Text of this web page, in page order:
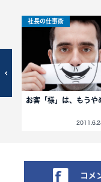
社長の仕事術
お客「様」は、もうや